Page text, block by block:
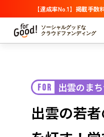
【達成率No.1】掲載手
ソーシャルグッドな
クラウドファンディング
プロジェクトからさ
カテゴリーからさが
注目 新着
支援金
支援人数が多い
終了
カテゴリーからさがす
国際協力 医療・福祉
FOR 出雲のま
出雲の若